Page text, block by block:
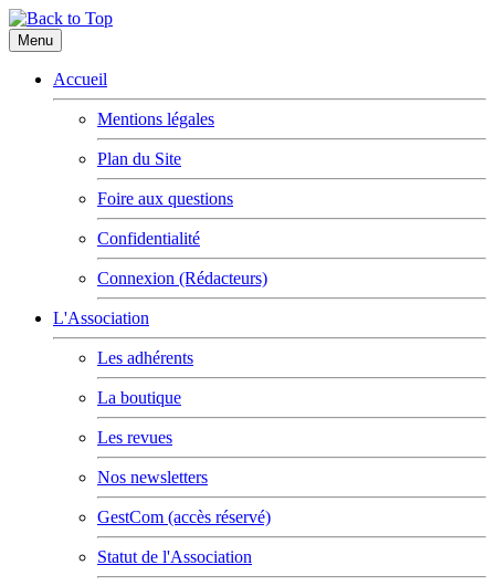
Menu
Accueil
Mentions légales
Plan du Site
Foire aux questions
Confidentialité
Connexion (Rédacteurs)
L'Association
Les adhérents
La boutique
Les revues
Nos newsletters
GestCom (accès réservé)
Statut de l'Association